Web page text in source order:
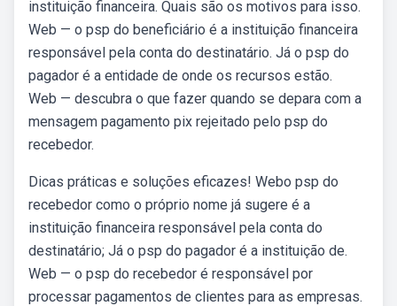
instituição financeira. Quais são os motivos para isso.
Web — o psp do beneficiário é a instituição financeira
responsável pela conta do destinatário. Já o psp do
pagador é a entidade de onde os recursos estão.
Web — descubra o que fazer quando se depara com a
mensagem pagamento pix rejeitado pelo psp do
recebedor.
Dicas práticas e soluções eficazes! Webo psp do
recebedor como o próprio nome já sugere é a
instituição financeira responsável pela conta do
destinatário; Já o psp do pagador é a instituição de.
Web — o psp do recebedor é responsável por
processar pagamentos de clientes para as empresas.